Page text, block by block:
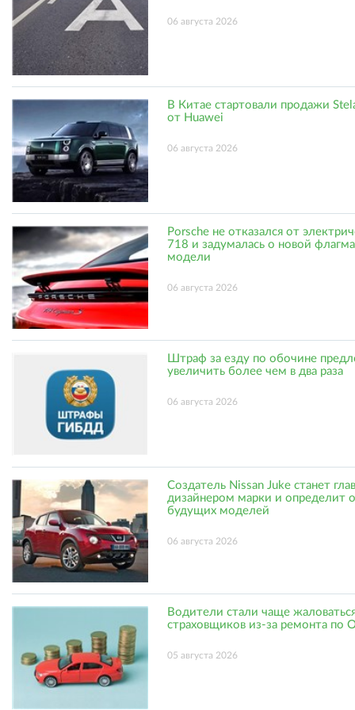
06 августа 2026
В Китае стартовали продажи
от Huawei
06 августа 2026
Porsche не отказался от
718 и задумалась о новой
модели
06 августа 2026
Штраф за езду по обочине
увеличить более чем в два раза
06 августа 2026
Создатель Nissan Juke станет
дизайнером марки и определит
будущих моделей
06 августа 2026
Водители стали чаще
страховщиков из-за ремонта по
05 августа 2026